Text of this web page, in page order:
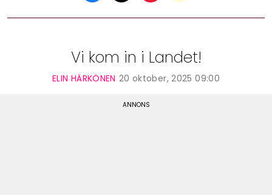
Vi kom in i Landet!
ELIN HÄRKÖNEN 20 oktober, 2025 09:00